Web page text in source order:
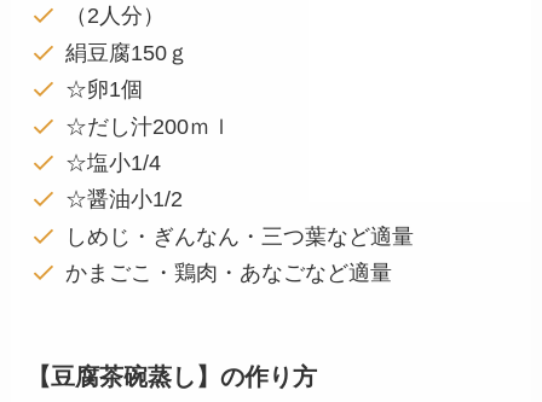
（2人分）
絹豆腐150ｇ
☆卵1個
☆だし汁200ｍｌ
☆塩小1/4
☆醤油小1/2
しめじ・ぎんなん・三つ葉など適量
かまごこ・鶏肉・あなごなど適量
【豆腐茶碗蒸し】の作り方